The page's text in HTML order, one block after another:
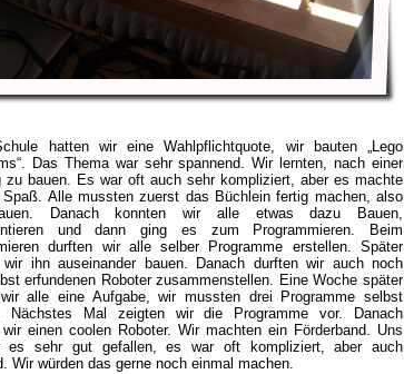
hatten wir eine Wahlpflichtquote, wir bauten „Lego
Das Thema war sehr spannend. Wir lernten, nach einer
zu bauen. Es war oft auch sehr kompliziert, aber es machte
Spaß. Alle mussten zuerst das Büchlein fertig machen, also
Danach konnten wir alle etwas dazu Bauen,
und dann ging es zum Programmieren. Beim
durften wir alle selber Programme erstellen. Später
wir ihn auseinander bauen. Danach durften wir auch noch
erfundenen Roboter zusammenstellen. Eine Woche später
alle eine Aufgabe, wir mussten drei Programme selbst
Nächstes Mal zeigten wir die Programme vor. Danach
einen coolen Roboter. Wir machten ein Förderband. Uns
es sehr gut gefallen, es war oft kompliziert, aber auch
Wir würden das gerne noch einmal machen.